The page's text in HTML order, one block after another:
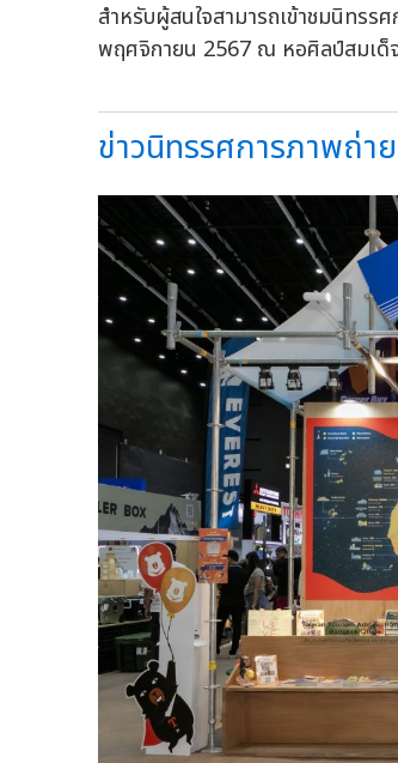
สำหรับผู้สนใจสามารถเข้าชมนิทร
พฤศจิกายน 2567 ณ หอศิลป์สมเด็
ข่าวนิทรรศการภาพถ่า